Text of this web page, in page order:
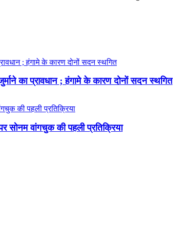
का प्रावधान ; हंगामे के कारण दोनों सदन स्थगित
सोनम वांगचुक की पहली प्रतिक्रिया